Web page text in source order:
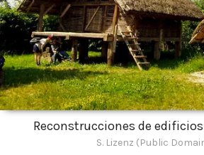
Reconstrucciones de
S. Lizenz (Public